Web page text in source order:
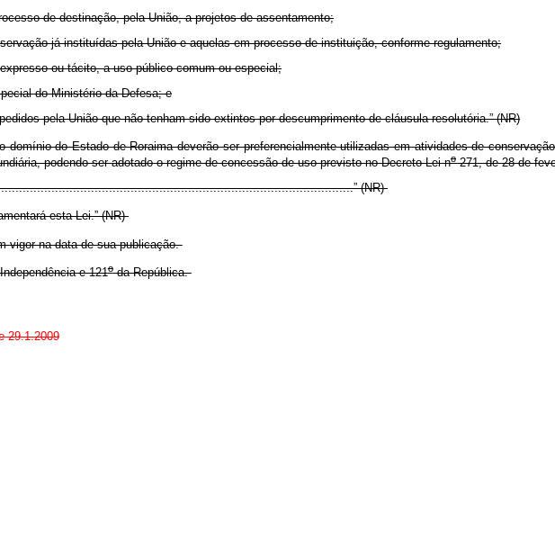
de destinação, pela União, a projetos de assentamento;
já instituídas pela União e aquelas em processo de instituição, conforme regulamento;
ou tácito, a uso público comum ou especial;
do Ministério da Defesa; e
pela União que não tenham sido extintos por descumprimento de cláusula resolutória.” (NR)
do Estado de Roraima deverão ser preferencialmente utilizadas em atividades de
podendo ser adotado o regime de concessão de uso previsto no Decreto-Lei no271, de 28 de
(NR)
esta Lei.” (NR)
na data de sua publicação.
e 121oda República.
29.1.2009